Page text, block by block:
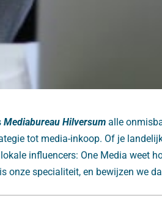
Mediabureau Hilversum alle
tot media-inkoop. Of je
influencers: One Media weet
onze specialiteit, en bewijzen we